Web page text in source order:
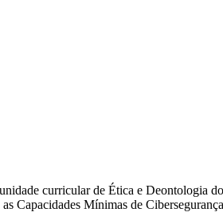
curricular de Ética e Deontologia
Capacidades Mínimas de